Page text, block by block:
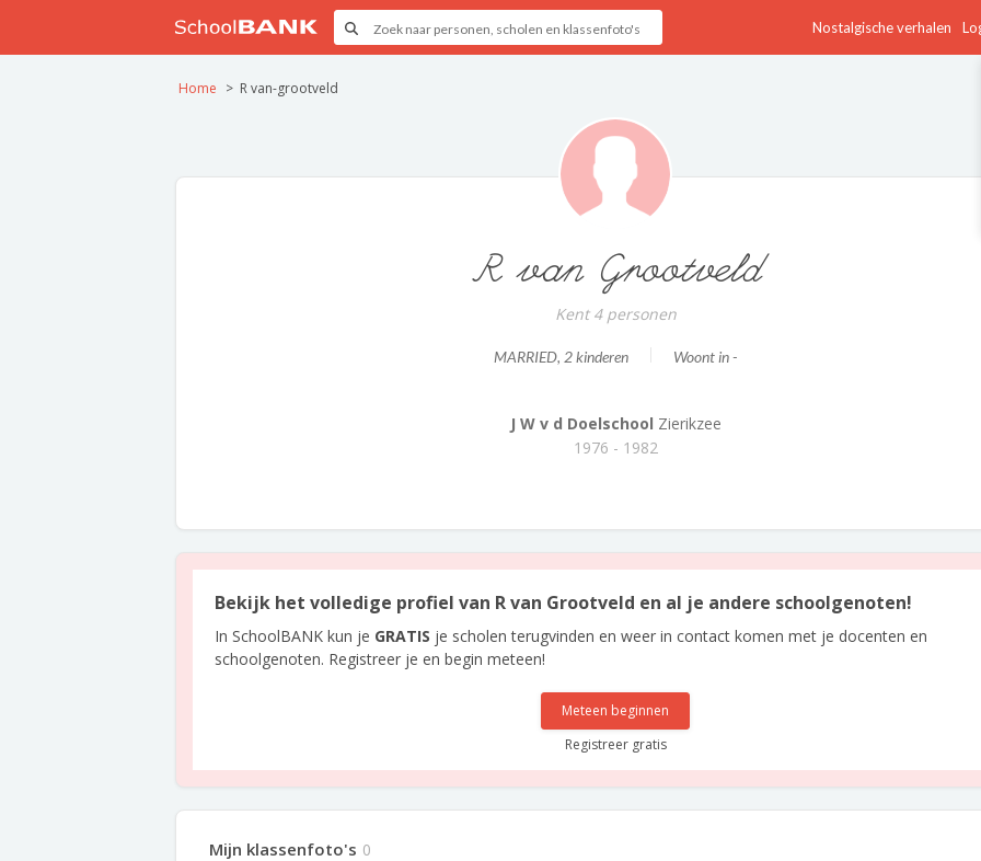
Nostalgische verhalen
Home R van-grootveld
R van Grootveld
Kent 4 personen
MARRIED, 2 kinderen Woont in -
J W v d Doelschool Zierikzee
1976 - 1982
Bekijk het volledige profiel van R van Grootveld en al je andere schoolgenoten!
In SchoolBANK kun je GRATIS je scholen terugvinden en weer in contact komen met je docenten en
schoolgenoten. Registreer je en begin meteen!
Meteen beginnen
Registreer gratis
Mijn klassenfoto's 0